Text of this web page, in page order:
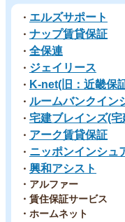
・ エルズサポート
・ ナップ賃貸保証
・ 全保連
・ ジェイリース
・ K-net(旧：近畿保
・ ルームバンクイン
・ 宅建ブレインズ(
・ アーク賃貸保証
・ ニッポンインシュ
・ 興和アシスト
・アルファー
・賃住保証サービス
・ホームネット